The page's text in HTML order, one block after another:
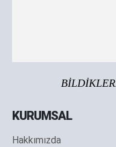
KURUMSAL
Hakkımızda